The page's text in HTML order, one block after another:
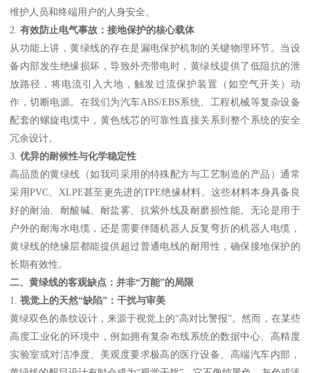
维护人员和终端用户的人身安全。
2.有效防止电气事故：接地保护的核心载体
从功能上讲，黄绿线的存在是漏电保护机制的关键物理环节。当设
备内部发生绝缘损坏，导致外壳带电时，黄绿线提供了低阻抗的泄
放路径，将电流引入大地，触发过流保护装置（如空气开关）动
作，切断电源。在我们为汽车ABS/EBS系统、工程机械等复杂设备
配套的螺旋电缆中，黄色线芯的可靠性直接关系到整个系统的安全
冗余设计。
3.优异的耐候性与化学稳定性
高品质的黄绿线（如我司采用的特殊配方与工艺制造的产品）通常
采用PVC、XLPE甚至更先进的TPE绝缘材料。这些材料本身具备良
好的耐油、耐酸碱、耐盐雾、抗紫外线及耐磨损性能。无论是用于
户外的耐海水电缆，还是需要伴随机器人反复弯折的机器人电缆，
黄绿线的绝缘层都能提供超过普通电线的耐用性，确保接地保护的
长期有效性。
二、黄绿线的客观缺点：并非“万能”的局限
1.视觉上的天然“缺陷”：干扰与审美
黄绿双色的条纹设计，来源于视觉上的“高对比警报”。然而，在某些
高度工业化的环境中，例如拥有复杂布线系统的数据中心、高精度
实验室或对洁净度、美观度要求极高的医疗设备、高端汽车内部，